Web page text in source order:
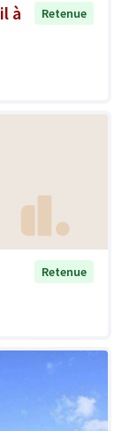
à
Retenue
Retenue